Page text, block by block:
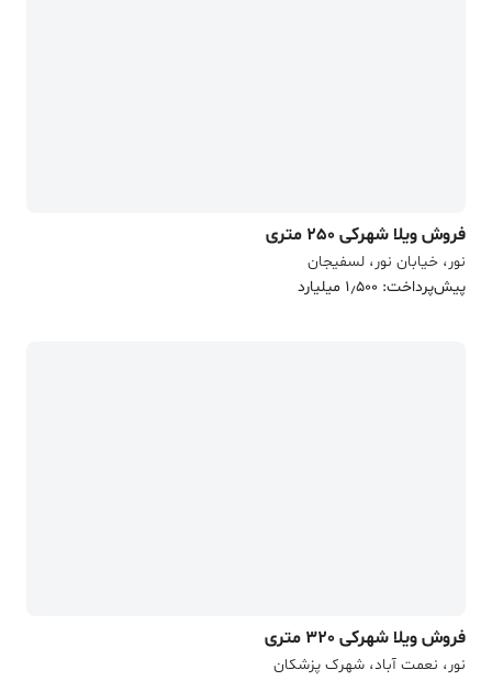
فروش ویلا شهرکی 250 متری
نور، خیابان نور، لسفیجان
پیش‌پرداخت: 1٫500 میلیارد
فروش ویلا شهرکی 320 متری
نور، نعمت آباد، شهرک پزشکان